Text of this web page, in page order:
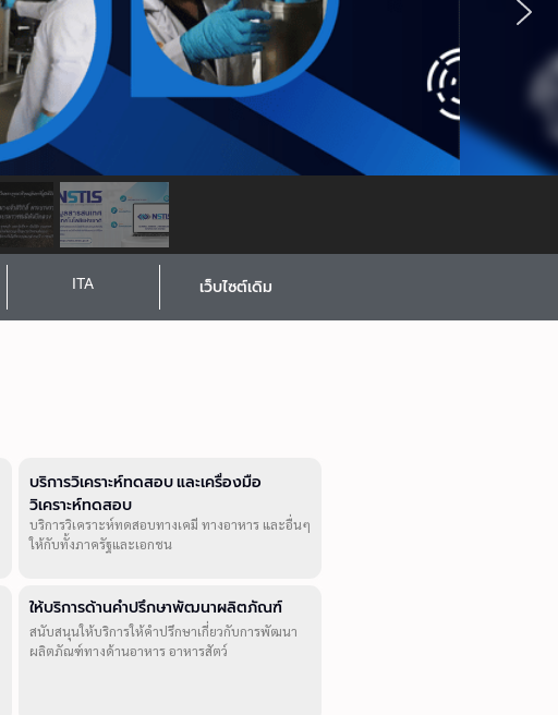
ITA เว็บไซต์เดิม
บริการวิเคราะห์ทดสอบ และเครื่องมือ
วิเคราะห์ทดสอบ
บริการวิเคราะห์ทดสอบทางเคมี ทางอาหาร และอื่นๆ
ให้กับทั้งภาครัฐและเอกชน
ให้บริการด้านคำปรึกษาพัฒนาผลิตภัณฑ์
สนับสนุนให้บริการให้คำปรึกษาเกี่ยวกับการพัฒนา
ผลิตภัณฑ์ทางด้านอาหาร อาหารสัตว์